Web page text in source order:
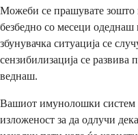
Можеби се прашувате зошто
безбедно со месеци
збунувачка ситуација се
сензибилизација се развива
веднаш.
Вашиот имунолошки систем
изложеност за да одлучи